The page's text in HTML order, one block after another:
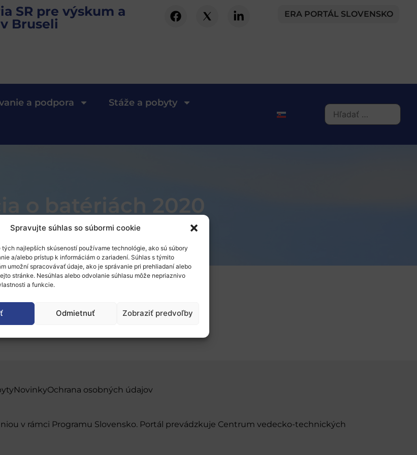
Spravujte súhlas so súbormi cookie
najlepších skúseností používame technológie, ako sú súbory
a/alebo prístup k informáciám o zariadení. Súhlas s týmito
umožní spracovávať údaje, ako je správanie pri prehliadaní alebo
stránke. Nesúhlas alebo odvolanie súhlasu môže nepriaznivo
a funkcie.
Odmietnuť Zobraziť predvoľby
SR pre výskum a
Bruseli
ERA PORTÁL SLOVENSKO
a podpora Stáže a pobyty
o batériách 2020
batériách 2020
NovinkyOchrana osobných údajov
v rámci Programu Slovensko. Portál prevádzkuje Centrum vedecko-technických